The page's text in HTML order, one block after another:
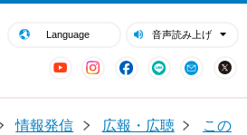
Language 音声読み上げ
YouTubeInstagram
Facebook
LINE Mail
情報発信 広報・広聴
この